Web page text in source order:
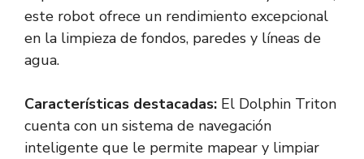
este robot ofrece un rendimiento excepcional
en la limpieza de fondos, paredes y líneas de
agua.
Características destacadas: El Dolphin Triton
cuenta con un sistema de navegación
inteligente que le permite mapear y limpiar